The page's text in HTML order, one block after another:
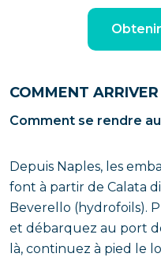
COMMENT ARRIVER
Comment se rendre
Depuis Naples, les
font à partir de Calata
Beverello (hydrofoils).
et débarquez au port
là, continuez à pied le